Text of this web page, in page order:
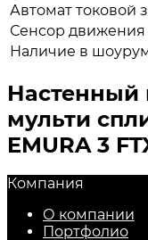
Автомат токовой
Сенсор движения
Наличие в
Настенный
мульти
EMURA 3
Компания
О компании
Портфолио